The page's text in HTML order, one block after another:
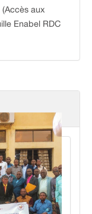
aux
Enabel RDC